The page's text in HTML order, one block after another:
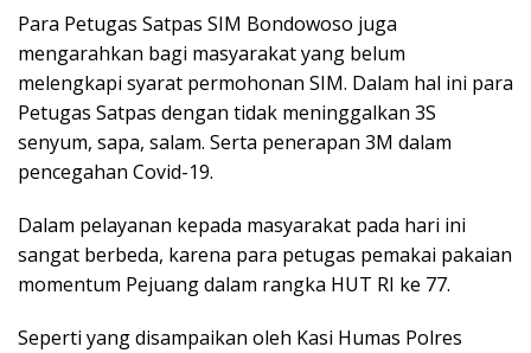
Para Petugas Satpas SIM Bondowoso juga
mengarahkan bagi masyarakat yang belum
melengkapi syarat permohonan SIM. Dalam hal ini para
Petugas Satpas dengan tidak meninggalkan 3S
senyum, sapa, salam. Serta penerapan 3M dalam
pencegahan Covid-19.
Dalam pelayanan kepada masyarakat pada hari ini
sangat berbeda, karena para petugas pemakai pakaian
momentum Pejuang dalam rangka HUT RI ke 77.
Seperti yang disampaikan oleh Kasi Humas Polres